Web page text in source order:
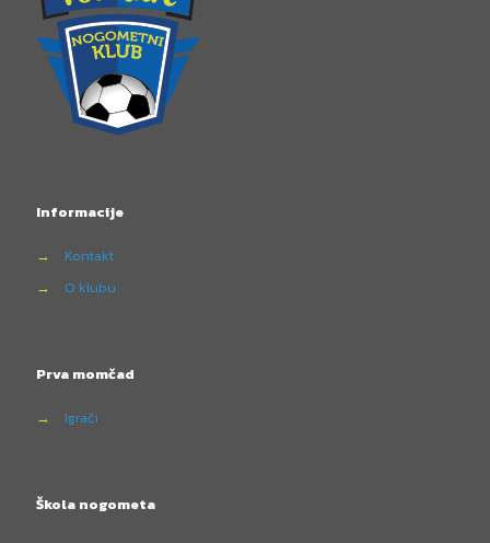
Informacije
→
Kontakt
→
O klubu
Prva momčad
→ Igrači
Škola nogometa